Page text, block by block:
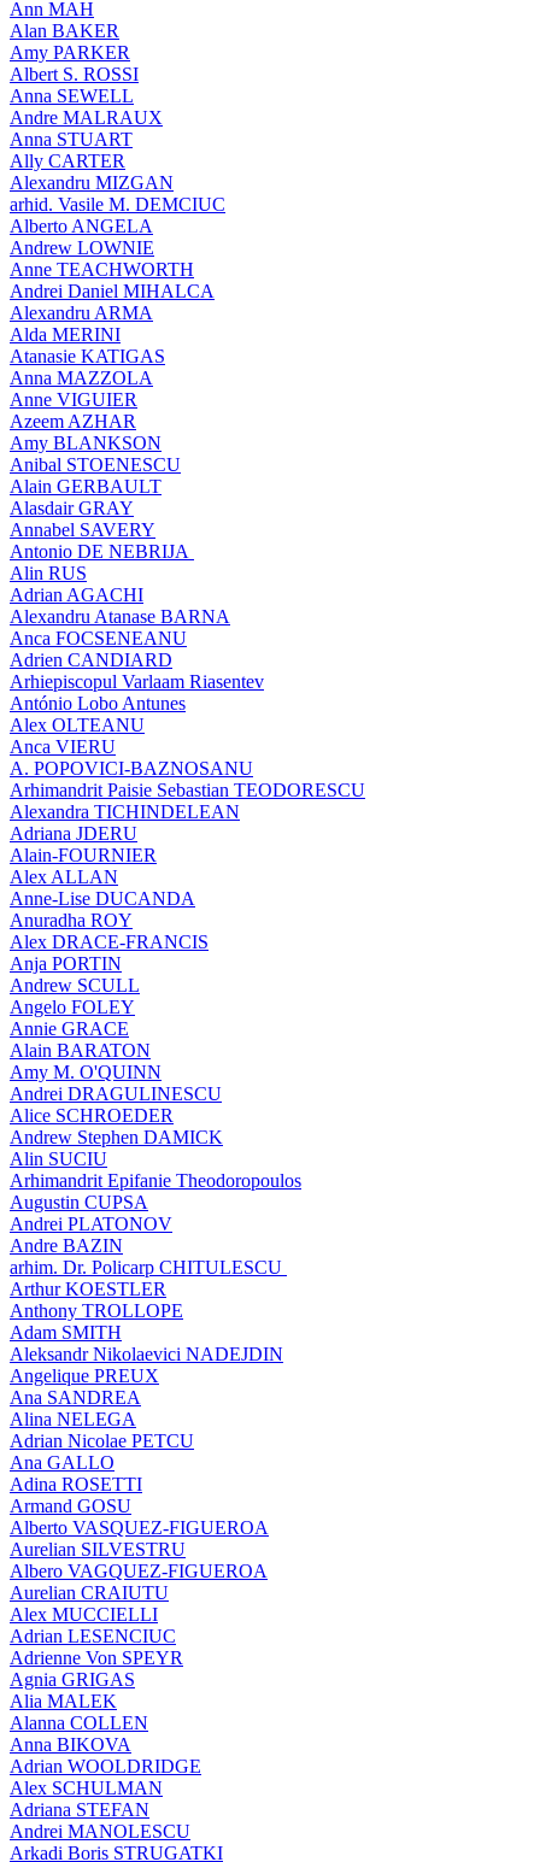
Ann MAH
Alan BAKER
Amy PARKER
Albert S. ROSSI
Anna SEWELL
Andre MALRAUX
Anna STUART
Ally CARTER
Alexandru MIZGAN
arhid. Vasile M. DEMCIUC
Alberto ANGELA
Andrew LOWNIE
Anne TEACHWORTH
Andrei Daniel MIHALCA
Alexandru ARMA
Alda MERINI
Atanasie KATIGAS
Anna MAZZOLA
Anne VIGUIER
Azeem AZHAR
Amy BLANKSON
Anibal STOENESCU
Alain GERBAULT
Alasdair GRAY
Annabel SAVERY
Antonio DE NEBRIJA
Alin RUS
Adrian AGACHI
Alexandru Atanase BARNA
Anca FOCSENEANU
Adrien CANDIARD
Arhiepiscopul Varlaam Riasentev
António Lobo Antunes
Alex OLTEANU
Anca VIERU
A. POPOVICI-BAZNOSANU
Arhimandrit Paisie Sebastian TEODORESCU
Alexandra TICHINDELEAN
Adriana JDERU
Alain-FOURNIER
Alex ALLAN
Anne-Lise DUCANDA
Anuradha ROY
Alex DRACE-FRANCIS
Anja PORTIN
Andrew SCULL
Angelo FOLEY
Annie GRACE
Alain BARATON
Amy M. O'QUINN
Andrei DRAGULINESCU
Alice SCHROEDER
Andrew Stephen DAMICK
Alin SUCIU
Arhimandrit Epifanie Theodoropoulos
Augustin CUPSA
Andrei PLATONOV
Andre BAZIN
arhim. Dr. Policarp CHITULESCU
Arthur KOESTLER
Anthony TROLLOPE
Adam SMITH
Aleksandr Nikolaevici NADEJDIN
Angelique PREUX
Ana SANDREA
Alina NELEGA
Adrian Nicolae PETCU
Ana GALLO
Adina ROSETTI
Armand GOSU
Alberto VASQUEZ-FIGUEROA
Aurelian SILVESTRU
Albero VAGQUEZ-FIGUEROA
Aurelian CRAIUTU
Alex MUCCIELLI
Adrian LESENCIUC
Adrienne Von SPEYR
Agnia GRIGAS
Alia MALEK
Alanna COLLEN
Anna BIKOVA
Adrian WOOLDRIDGE
Alex SCHULMAN
Adriana STEFAN
Andrei MANOLESCU
Arkadi Boris STRUGATKI